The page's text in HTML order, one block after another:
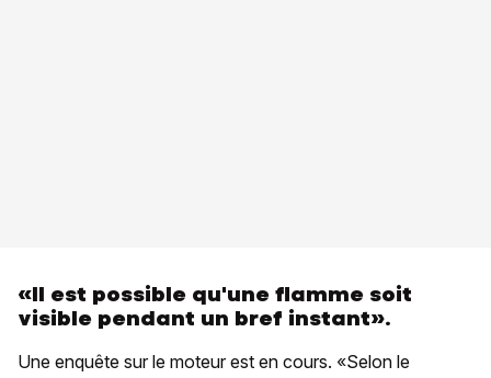
«Il est possible qu'une flamme soit
visible pendant un bref instant».
Une enquête sur le moteur est en cours. «Selon le